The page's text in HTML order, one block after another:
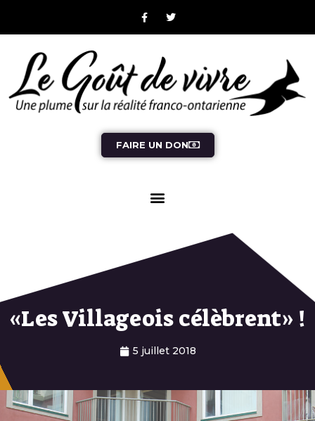
FAIRE UN DON
«Les Villageois célèbrent» !
5 juillet 2018